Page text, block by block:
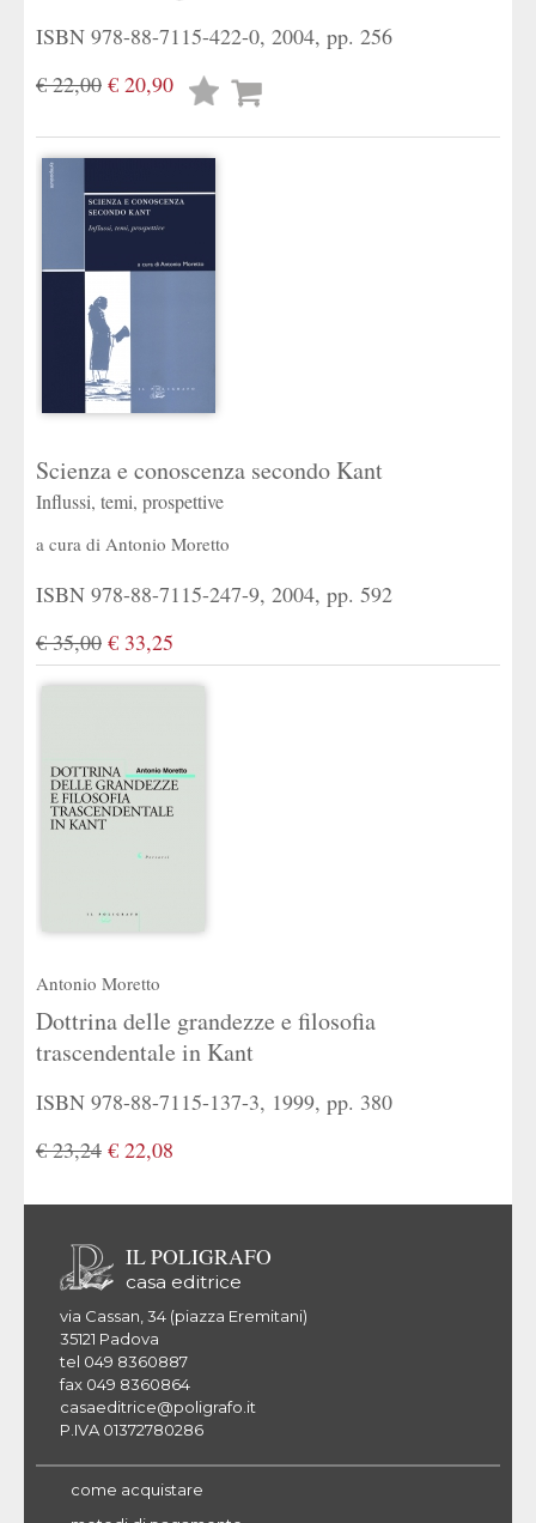
ISBN 978-88-7115-422-0, 2004, pp. 256
€ 22,00 € 20,90
Lista
Scienza e conoscenza secondo Kant
Influssi, temi, prospettive
a cura di Antonio Moretto
ISBN 978-88-7115-247-9, 2004, pp. 592
€ 35,00 € 33,25
Antonio Moretto
Dottrina delle grandezze e filosofia
trascendentale in Kant
ISBN 978-88-7115-137-3, 1999, pp. 380
€ 23,24 € 22,08
IL POLIGRAFO
casa editrice
via Cassan, 34 (piazza Eremitani)
35121 Padova
tel 049 8360887
fax 049 8360864
casaeditrice@poligrafo.it
P.IVA 01372780286
come acquistare